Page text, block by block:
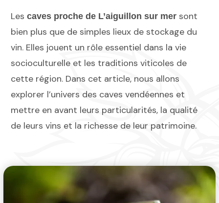
Lescaves proche de L’aiguillon sur mer sont
bien plus que de simples lieux de stockage du
vin. Elles jouent un rôle essentiel dans la vie
socioculturelle et les traditions viticoles de
cette région. Dans cet article, nous allons
explorer l’univers des caves vendéennes et
mettre en avant leurs particularités, la qualité
de leurs vins et la richesse de leur patrimoine.